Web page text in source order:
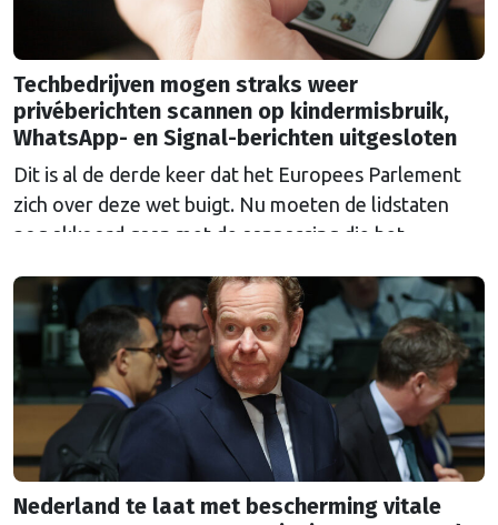
Techbedrijven mogen straks weer
privéberichten scannen op kindermisbruik,
WhatsApp- en Signal-berichten uitgesloten
Dit is al de derde keer dat het Europees Parlement
zich over deze wet buigt. Nu moeten de lidstaten
nog akkoord gaan met de aanpassing die het
Nederland te laat met bescherming vitale